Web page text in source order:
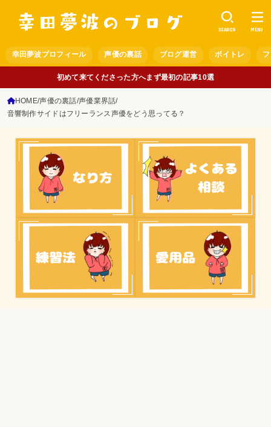
幸田夢波プロフィール 声優の裏話 ブログ運営 ボイトレ
SEARCH MENU
初めて来てくださった方へまず最初の記事10選
HOME 声優の裏話 声優業界話
音響制作サイドはフリーランス声優をどう思ってる？